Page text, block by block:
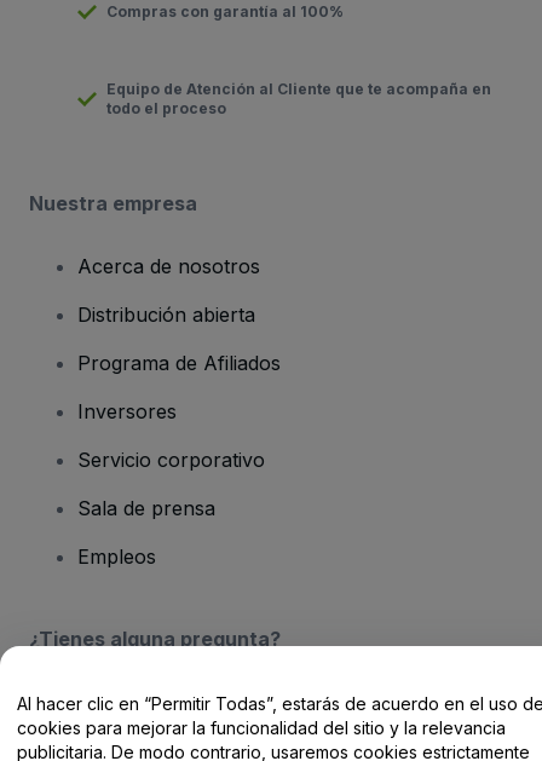
Compras con garantía al 100%
Equipo de Atención al Cliente que te acompaña en
todo el proceso
Nuestra empresa
Acerca de nosotros
Distribución abierta
Programa de Afiliados
Inversores
Servicio corporativo
Sala de prensa
Empleos
¿Tienes alguna pregunta?
Centro de Ayuda / Contacto
Al hacer clic en “Permitir Todas”, estarás de acuerdo en el uso
cookies para mejorar la funcionalidad del sitio y la relevancia
publicitaria. De modo contrario, usaremos cookies estrictamente